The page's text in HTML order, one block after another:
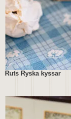
Ruts Ryska kyssar